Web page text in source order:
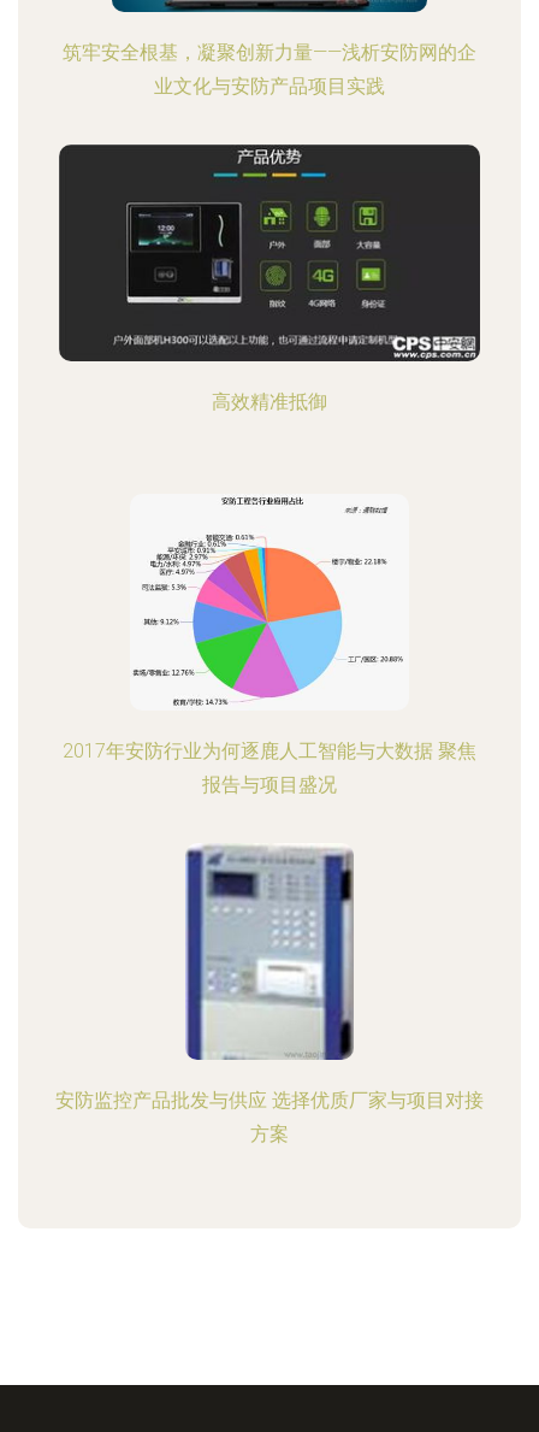
筑牢安全根基，凝聚创新力量——浅析安防网的企
业文化与安防产品项目实践
高效精准抵御
2017年安防行业为何逐鹿人工智能与大数据 聚焦
报告与项目盛况
安防监控产品批发与供应 选择优质厂家与项目对接
方案